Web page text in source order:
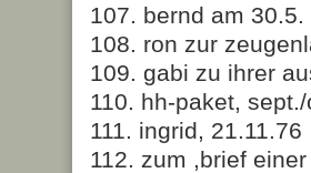
107. bernd am 30.5.
108. ron zur
109. gabi zu ihrer
110. hh-paket,
111. ingrid, 21.11.76
112. zum ,brief